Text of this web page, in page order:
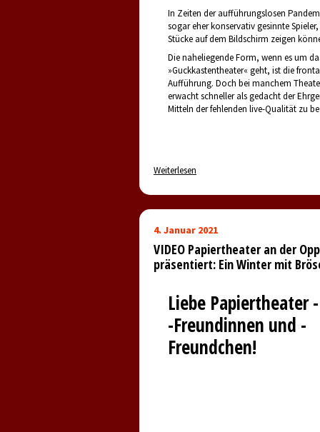
In Zeiten der aufführungslosen
sogar eher konservativ gesinnte
Stücke auf dem Bildschirm zeigen
Die naheliegende Form, wenn es um
»Guckkastentheater« geht, ist die
Aufführung. Doch bei manchem
erwacht schneller als gedacht der
Mitteln der fehlenden live-Qualität zu
Weiterlesen
4. Januar 2021
VIDEO Papiertheater an der
präsentiert: Ein Winter mit
Liebe Papiertheater
-Freundinnen und -
Freundchen!